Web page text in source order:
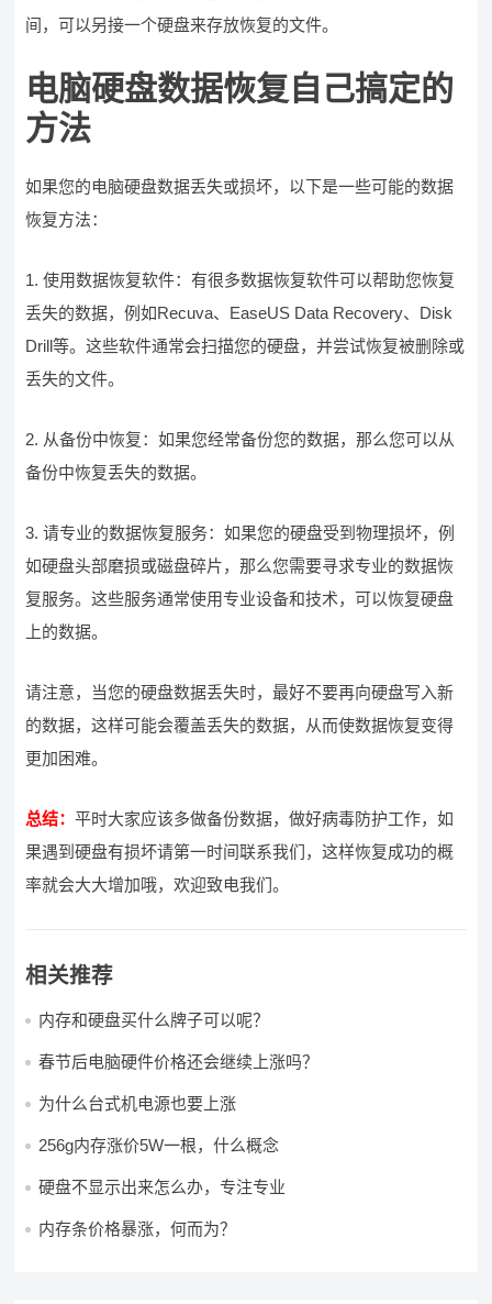
间，可以另接一个硬盘来存放恢复的文件。
电脑硬盘数据恢复自己搞定的
方法
如果您的电脑硬盘数据丢失或损坏，以下是一些可能的数据
恢复方法：
1. 使用数据恢复软件：有很多数据恢复软件可以帮助您恢复
丢失的数据，例如Recuva、EaseUS Data Recovery、Disk
Drill等。这些软件通常会扫描您的硬盘，并尝试恢复被删除或
丢失的文件。
2. 从备份中恢复：如果您经常备份您的数据，那么您可以从
备份中恢复丢失的数据。
3. 请专业的数据恢复服务：如果您的硬盘受到物理损坏，例
如硬盘头部磨损或磁盘碎片，那么您需要寻求专业的数据恢
复服务。这些服务通常使用专业设备和技术，可以恢复硬盘
上的数据。
请注意，当您的硬盘数据丢失时，最好不要再向硬盘写入新
的数据，这样可能会覆盖丢失的数据，从而使数据恢复变得
更加困难。
总结：平时大家应该多做备份数据，做好病毒防护工作，如
果遇到硬盘有损坏请第一时间联系我们，这样恢复成功的概
率就会大大增加哦，欢迎致电我们。
相关推荐
内存和硬盘买什么牌子可以呢？
春节后电脑硬件价格还会继续上涨吗？
为什么台式机电源也要上涨
256g内存涨价5W一根，什么概念
硬盘不显示出来怎么办，专注专业
内存条价格暴涨，何而为？